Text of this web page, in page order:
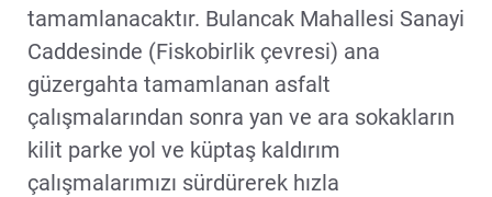
tamamlanacaktır. Bulancak Mahallesi Sanayi
Caddesinde (Fiskobirlik çevresi) ana
güzergahta tamamlanan asfalt
çalışmalarından sonra yan ve ara sokakların
kilit parke yol ve küptaş kaldırım
çalışmalarımızı sürdürerek hızla